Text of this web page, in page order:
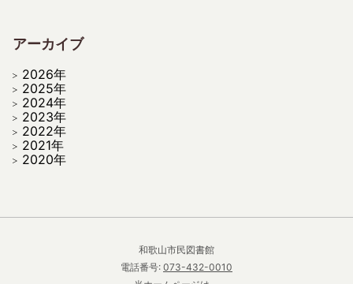
アーカイブ
2026年
2025年
2024年
2023年
2022年
2021年
2020年
和歌山市民図書館
電話番号: 073-432-0010